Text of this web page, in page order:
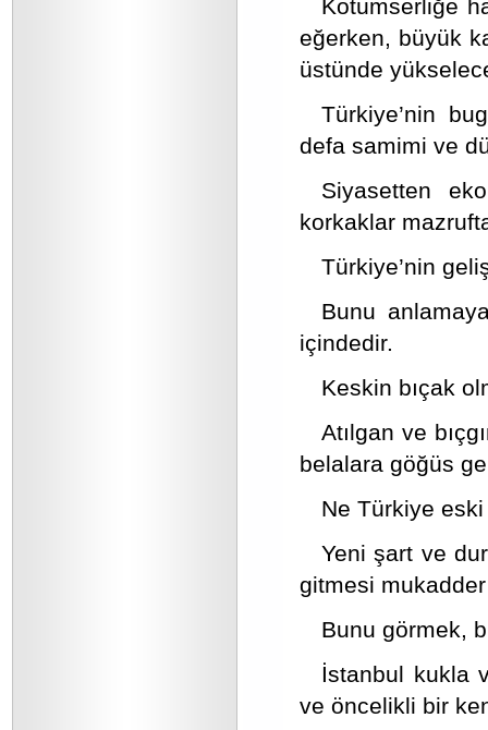
Kötümserliğe
eğerken, büyük
üstünde
Türkiye’nin
defa samimi ve
Siyasetten
korkaklar
Türkiye’nin
Bunu
içindedir.
Keskin bıçak
Atılgan ve
belalara göğüs
Ne Türkiye
Yeni şart ve
gitmesi
Bunu görmek,
İstanbul kukla
ve öncelikli bir